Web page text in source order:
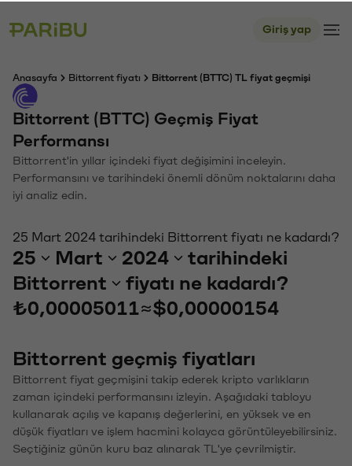
Giriş yap
Anasayfa Bittorrent fiyatı Bittorrent (BTTC) TL fiyat geçmişi
Bittorrent (BTTC) Geçmiş Fiyat
Performansı
Bittorrent'in yıllar içindeki fiyat değişimini inceleyin.
Performansını ve tarihindeki önemli dönüm noktalarını daha
iyi analiz edin.
25 Mart 2024 tarihindeki Bittorrent fiyatı ne kadardı?
25 Mart 2024
tarihindeki
Bittorrent
fiyatı ne kadardı?
₺0,00005011 ≈$0,00000154
Bittorrent geçmiş fiyatları
Bittorrent fiyat geçmişini takip ederek kripto varlıkların
zaman içindeki performansını izleyin. Aşağıdaki tabloyu
kullanarak açılış ve kapanış değerlerini, en yüksek ve en
düşük fiyatları ve işlem hacmini kolayca görüntüleyebilirsiniz.
Seçtiğiniz günün kuru baz alınarak TL'ye çevrilmiştir.